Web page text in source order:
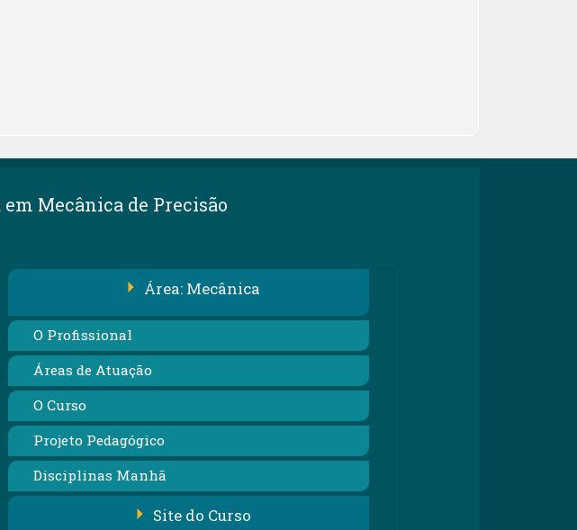
Mecânica de Precisão
Área: Mecânica
O Profissional
Áreas de Atuação
O Curso
Projeto Pedagógico
Disciplinas Manhã
Site do Curso